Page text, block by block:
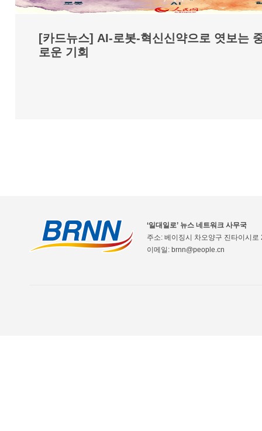
[카드뉴스] AI-로봇-혁신신약으로 엿보는
로운 기회
‘일대일로’ 뉴스 네트워크 사무국
주소: 베이징시 차오양구 진타이시
이메일: brnn@people.cn